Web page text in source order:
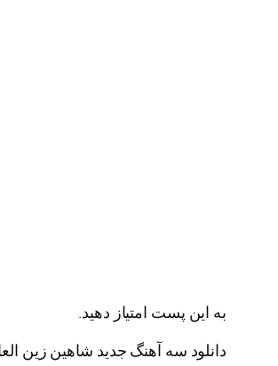
به این پست امتیاز دهید.
دانلود سه آهنگ جدید شاهین زین